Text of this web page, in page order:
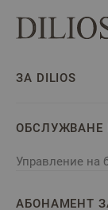
ЗА DILIOS
ОБСЛУЖВАНЕ
Управление на
АБОНАМЕНТ